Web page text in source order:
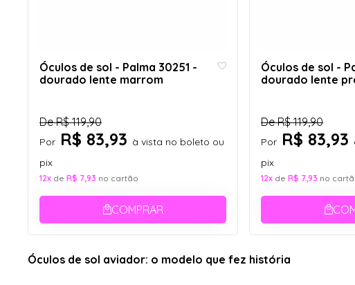
Óculos de sol - Palma 30251 -
dourado lente marrom
DeR$ 119,90
Por R$ 83,93 à vista no boleto ou
pix
12x de R$ 7,93 no cartão
COMPRAR
Óculos de sol -
dourado lente
DeR$ 119,90
Por R$ 83,93
pix
12x de R$ 7,93 no
Óculos de sol aviador: o modelo que fez história